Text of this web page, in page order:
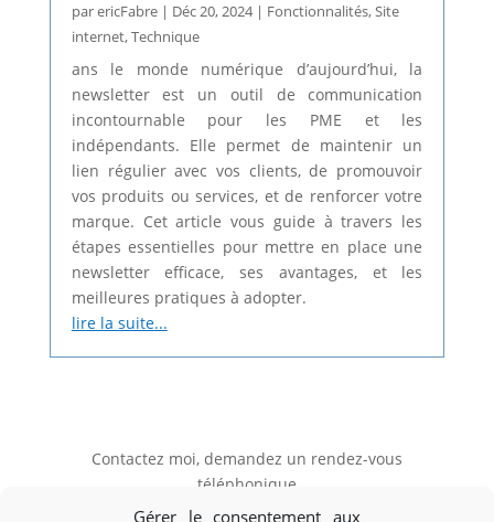
Gérer le consentement aux
parericFabre| Déc 20, 2024| Fonctionnalités,Site
internet,Technique
ans le monde numérique d’aujourd’hui, la
newsletter est un outil de communication
incontournable pour les PME et les
indépendants. Elle permet de maintenir un
lien régulier avec vos clients, de promouvoir
vos produits ou services, et de renforcer votre
marque. Cet article vous guide à travers les
étapes essentielles pour mettre en place une
newsletter efficace, ses avantages, et les
meilleures pratiques à adopter.
lire la suite...
Contactez moi, demandez un rendez-vous
téléphonique